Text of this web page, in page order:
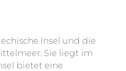
zu schaffen, kannst du
ist es, das Wohlergehen
Insel und die
Sie liegt im
bietet eine